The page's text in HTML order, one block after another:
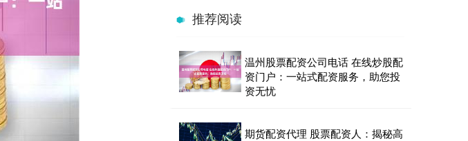
推荐阅读
温州股票配资公司电话 在线炒股配
资门户：一站式配资服务，助您投
资无忧
期货配资代理 股票配资人：揭秘高